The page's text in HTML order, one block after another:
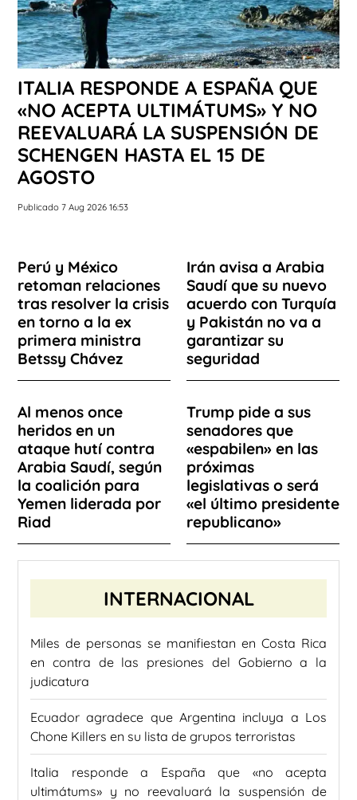
ITALIA RESPONDE A ESPAÑA QUE
«NO ACEPTA ULTIMÁTUMS» Y NO
REEVALUARÁ LA SUSPENSIÓN DE
SCHENGEN HASTA EL 15 DE
AGOSTO
Publicado 7 Aug 2026 16:53
Perú y México
retoman relaciones
tras resolver la crisis
en torno a la ex
primera ministra
Betssy Chávez
Irán avisa a Arabia
Saudí que su nuevo
acuerdo con Turquía
y Pakistán no va a
garantizar su
seguridad
Al menos once
heridos en un
ataque hutí contra
Arabia Saudí, según
la coalición para
Yemen liderada por
Riad
Trump pide a sus
senadores que
«espabilen» en las
próximas
legislativas o será
«el último presidente
republicano»
INTERNACIONAL
Miles de personas se manifiestan en Costa Rica
en contra de las presiones del Gobierno a la
judicatura
Ecuador agradece que Argentina incluya a Los
Chone Killers en su lista de grupos terroristas
Italia responde a España que «no acepta
ultimátums» y no reevaluará la suspensión de